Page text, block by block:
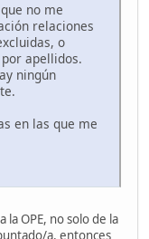
no me
relaciones
o
apellidos.
ningún
en las que me
la OPE, no solo de la